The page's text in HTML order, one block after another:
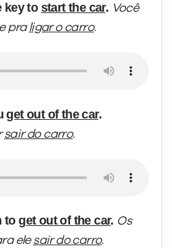
key to start the car. Você
praligar o carro.
get out of the car.
sair do carro.
toget out of the car. Os
elesair do carro.